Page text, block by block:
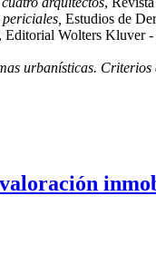
Estudios de
, Editorial Wolters Kluver
urbanísticas. Criterios